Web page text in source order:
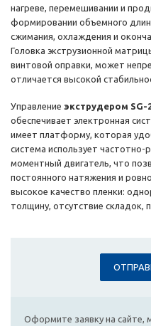
нагреве, перемешивании и
формировании объемного
сжимания, охлаждения и
Головка экструзионной
винтовой оправки, может
отличается высокой
Управление экструдером SG-
обеспечивает электронная
имеет платформу, которая
система использует
моментный двигатель, что
постоянного натяжения и
высокое качество пленки:
толщину, отсутствие складок,
Оформите заявку на сайте,